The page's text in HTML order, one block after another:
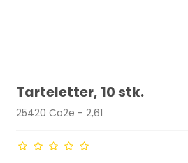
Tarteletter, 10 stk.
25420 Co2e - 2,61